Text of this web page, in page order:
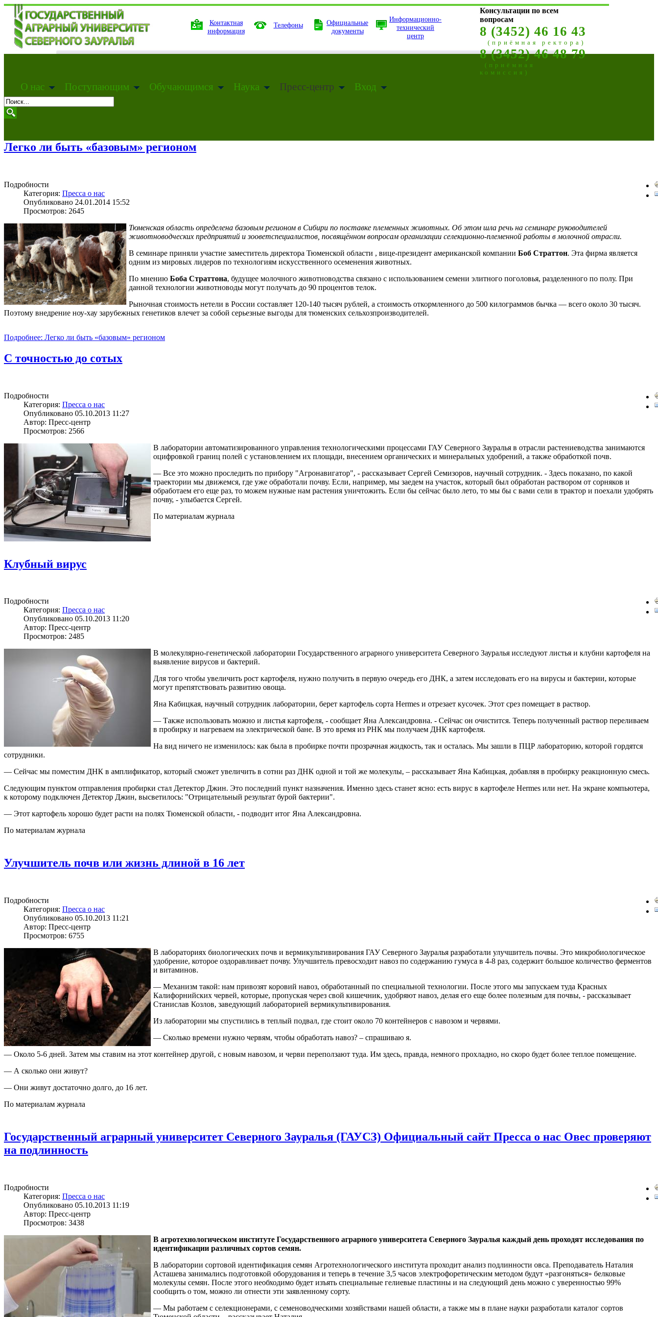
Контактная
информация
Телефоны
Официальные
документы
Информационно-
технический
центр
Консультации по всем
вопросам
8 (3452) 46 16 43
(приёмная ректора)
8 (3452) 46 48 79
(приёмная
комиссия)
О нас Поступающим Обучающимся Наука Пресс-центр Вход
Легко ли быть «базовым» регионом
Подробности
Категория: Пресса о нас
Опубликовано 24.01.2014 15:52
Просмотров: 2645
Тюменская область определена базовым регионом в Сибири по поставке племенных животных. Об этом шла речь на семинаре руководителей
животноводческих предприятий и зооветспециалистов, посвящённом вопросам организации селекционно-племенной работы в молочной отрасли.
В семинаре приняли участие заместитель директора Тюменской области , вице-президент американской компании Боб Страттон. Эта фирма является
одним из мировых лидеров по технологиям искусственного осеменения животных.
По мнению Боба Страттона, будущее молочного животноводства связано с использованием семени элитного поголовья, разделенного по полу. При
данной технологии животноводы могут получать до 90 процентов телок.
Рыночная стоимость нетели в России составляет 120-140 тысяч рублей, а стоимость откормленного до 500 килограммов бычка — всего около 30 тысяч.
Поэтому внедрение ноу-хау зарубежных генетиков влечет за собой серьезные выгоды для тюменских сельхозпроизводителей.
Подробнее: Легко ли быть «базовым» регионом
С точностью до сотых
Подробности
Категория: Пресса о нас
Опубликовано 05.10.2013 11:27
Автор: Пресс-центр
Просмотров: 2566
В лаборатории автоматизированного управления технологическими процессами ГАУ Северного Зауралья в отрасли растениеводства занимаются
оцифровкой границ полей с установлением их площади, внесением органических и минеральных удобрений, а также обработкой почв.
— Все это можно проследить по прибору "Агронавигатор", - рассказывает Сергей Семизоров, научный сотрудник. - Здесь показано, по какой
траектории мы движемся, где уже обработали почву. Если, например, мы заедем на участок, который был обработан раствором от сорняков и
обработаем его еще раз, то можем нужные нам растения уничтожить. Если бы сейчас было лето, то мы бы с вами сели в трактор и поехали удобрять
почву, - улыбается Сергей.
По материалам журнала
Клубный вирус
Подробности
Категория: Пресса о нас
Опубликовано 05.10.2013 11:20
Автор: Пресс-центр
Просмотров: 2485
В молекулярно-генетической лаборатории Государственного аграрного университета Северного Зауралья исследуют листья и клубни картофеля на
выявление вирусов и бактерий.
Для того чтобы увеличить рост картофеля, нужно получить в первую очередь его ДНК, а затем исследовать его на вирусы и бактерии, которые
могут препятствовать развитию овоща.
Яна Кабицкая, научный сотрудник лаборатории, берет картофель сорта Hermes и отрезает кусочек. Этот срез помещает в раствор.
— Также использовать можно и листья картофеля, - сообщает Яна Александровна. - Сейчас он очистится. Теперь полученный раствор переливаем
в пробирку и нагреваем на электрической бане. В это время из РНК мы получаем ДНК картофеля.
На вид ничего не изменилось: как была в пробирке почти прозрачная жидкость, так и осталась. Мы зашли в ПЦР лабораторию, которой гордятся
сотрудники.
— Сейчас мы поместим ДНК в амплификатор, который сможет увеличить в сотни раз ДНК одной и той же молекулы, – рассказывает Яна Кабицкая, добавляя в пробирку реакционную смесь.
Следующим пунктом отправления пробирки стал Детектор Джин. Это последний пункт назначения. Именно здесь станет ясно: есть вирус в картофеле Hermes или нет. На экране компьютера,
к которому подключен Детектор Джин, высветилось: "Отрицательный результат бурой бактерии".
— Этот картофель хорошо будет расти на полях Тюменской области, - подводит итог Яна Александровна.
По материалам журнала
Улучшитель почв или жизнь длиной в 16 лет
Подробности
Категория: Пресса о нас
Опубликовано 05.10.2013 11:21
Автор: Пресс-центр
Просмотров: 6755
В лабораториях биологических почв и вермикультивирования ГАУ Северного Зауралья разработали улучшитель почвы. Это микробиологическое
удобрение, которое оздоравливает почву. Улучшитель превосходит навоз по содержанию гумуса в 4-8 раз, содержит большое количество ферментов
и витаминов.
— Механизм такой: нам привозят коровий навоз, обработанный по специальной технологии. После этого мы запускаем туда Красных
Калифорнийских червей, которые, пропуская через свой кишечник, удобряют навоз, делая его еще более полезным для почвы, - рассказывает
Станислав Козлов, заведующий лабораторией вермикультивирования.
Из лаборатории мы спустились в теплый подвал, где стоит около 70 контейнеров с навозом и червями.
— Сколько времени нужно червям, чтобы обработать навоз? – спрашиваю я.
— Около 5-6 дней. Затем мы ставим на этот контейнер другой, с новым навозом, и черви переползают туда. Им здесь, правда, немного прохладно, но скоро будет более теплое помещение.
— А сколько они живут?
— Они живут достаточно долго, до 16 лет.
По материалам журнала
Государственный аграрный университет Северного Зауралья (ГАУСЗ) Официальный сайт Пресса о нас Овес проверяют
на подлинность
Подробности
Категория: Пресса о нас
Опубликовано 05.10.2013 11:19
Автор: Пресс-центр
Просмотров: 3438
В агротехнологическом институте Государственного аграрного университета Северного Зауралья каждый день проходят исследования по
идентификации различных сортов семян.
В лаборатории сортовой идентификация семян Агротехнологического института проходит анализ подлинности овса. Преподаватель Наталия
Асташева занимались подготовкой оборудования и теперь в течение 3,5 часов электрофоретическим методом будут «разгоняться» белковые
молекулы семян. После этого необходимо будет изъять специальные гелиевые пластины и на следующий день можно с уверенностью 99%
сообщить о том, можно ли отнести эти заявленному сорту.
— Мы работаем с селекционерами, с семеноводческими хозяйствами нашей области, а также мы в плане науки разработали каталог сортов